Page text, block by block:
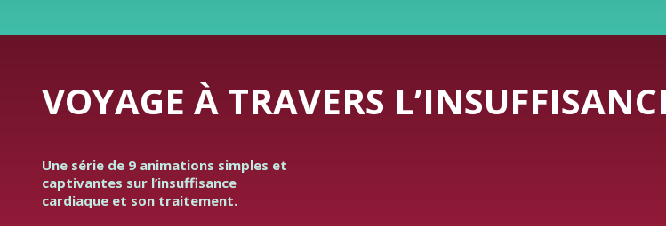
VOYAGE À TRAVERS
Une série de 9 animations simples et
captivantes sur l’insuffisance
cardiaque et son traitement.